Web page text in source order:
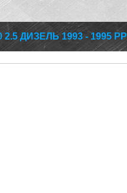
ДИЗЕЛЬ 1993 - 1995 РР